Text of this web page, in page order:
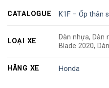
CATALOGUE K1F – Ốp thân
LOẠI XE
Dàn nhựa, Dàn
Blade 2020,
HÃNG XE Honda